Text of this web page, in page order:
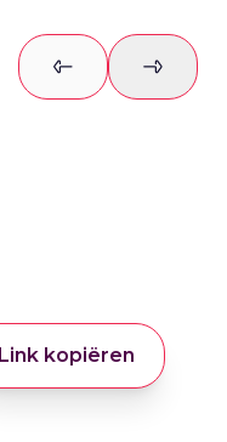
Previous slide
Next
Link kopiëren